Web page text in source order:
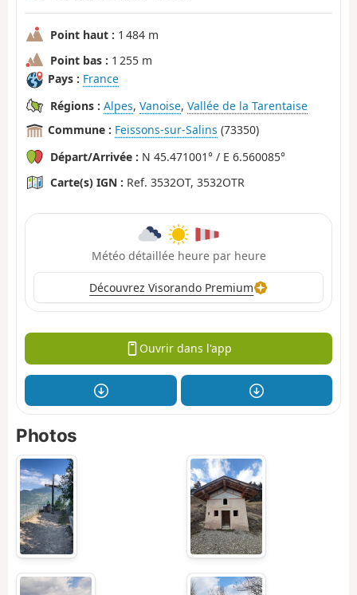
Point haut : 1 484 m
Point bas : 1 255 m
Pays : France
Régions : Alpes, Vanoise, Vallée de la Tarentaise
Commune : Feissons-sur-Salins (73350)
Départ/Arrivée : N 45.471001° / E 6.560085°
Carte(s) IGN : Ref. 3532OT, 3532OTR
Météo détaillée heure par heure
Découvrez Visorando Premium
Ouvrir dans l'app
Photos